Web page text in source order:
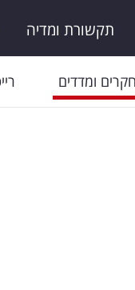
תקשורת ומדיה
ומדדים